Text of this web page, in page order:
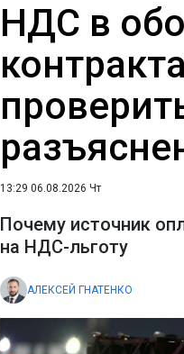
НДС в
13:29 06.08.2026 Чт
Почему источник
на НДС-льготу
АЛЕКСЕЙ ГНАТЕНКО